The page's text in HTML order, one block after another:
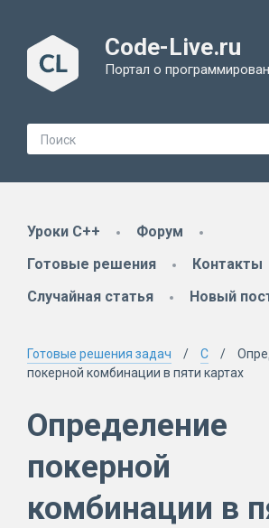
Code-Live.ru
Портал о
Уроки C++
Форум
Готовые решения
Контакты
Случайная статья
Новый
Готовые решения задач C
покерной комбинации в пяти картах
Определение
покерной
комбинации в